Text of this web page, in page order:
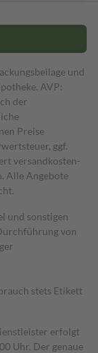
und
AVP:
der
Preise
ggf.
versand­kosten­
Alle Angebote
und sonstigen
von
stets Etikett
erfolgt
Uhr. Der genaue